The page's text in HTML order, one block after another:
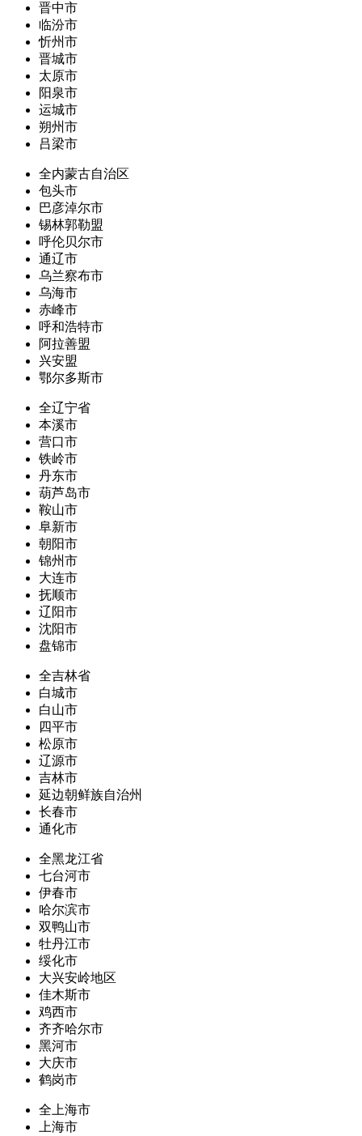
晋中市
临汾市
忻州市
晋城市
太原市
阳泉市
运城市
朔州市
吕梁市
全内蒙古自治区
包头市
巴彦淖尔市
锡林郭勒盟
呼伦贝尔市
通辽市
乌兰察布市
乌海市
赤峰市
呼和浩特市
阿拉善盟
兴安盟
鄂尔多斯市
全辽宁省
本溪市
营口市
铁岭市
丹东市
葫芦岛市
鞍山市
阜新市
朝阳市
锦州市
大连市
抚顺市
辽阳市
沈阳市
盘锦市
全吉林省
白城市
白山市
四平市
松原市
辽源市
吉林市
延边朝鲜族自治州
长春市
通化市
全黑龙江省
七台河市
伊春市
哈尔滨市
双鸭山市
牡丹江市
绥化市
大兴安岭地区
佳木斯市
鸡西市
齐齐哈尔市
黑河市
大庆市
鹤岗市
全上海市
上海市